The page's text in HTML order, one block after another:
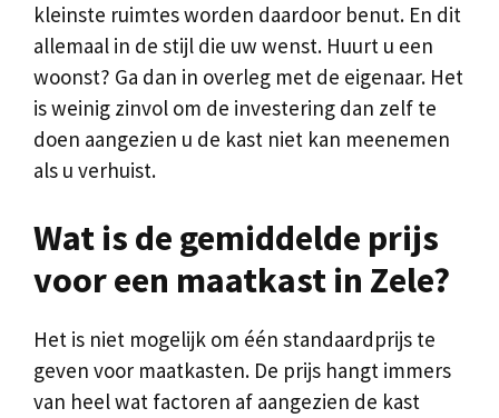
kleinste ruimtes worden daardoor benut. En dit
allemaal in de stijl die uw wenst. Huurt u een
woonst? Ga dan in overleg met de eigenaar. Het
is weinig zinvol om de investering dan zelf te
doen aangezien u de kast niet kan meenemen
als u verhuist.
Wat is de gemiddelde prijs
voor een maatkast in Zele?
Het is niet mogelijk om één standaardprijs te
geven voor maatkasten. De prijs hangt immers
van heel wat factoren af aangezien de kast